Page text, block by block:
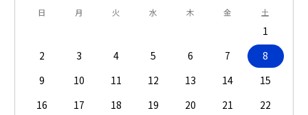
日 月 火 水 木 金 土
1
2
3 4 5 6 7
8
9
10 11 12 13 14
15
16
17 18 19 20 21
22